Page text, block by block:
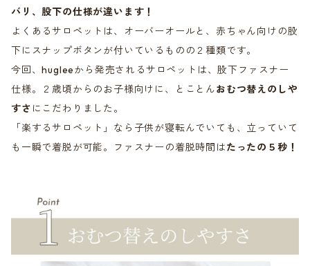
バリ、股下の仕様が違います！
よくあるサロペットは、オーバーオールと、赤ちゃん向けの股
下にスナップボタンが付いているものの２種類です。
今回、hugleeから発売されるサロペットは、股下ファスナー
仕様。２歳頃からのお子様向けに、とことんおむつ替えのしや
すさ にこだわりました。
「楽するサロペット」なら子供が寝転んでいても、立っていて
も一瞬で着脱が可能。ファスナーの着脱時間はたったの５秒！